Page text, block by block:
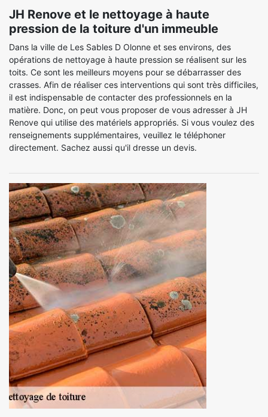
JH Renove et le nettoyage à haute
pression de la toiture d'un immeuble
Dans la ville de Les Sables D Olonne et ses environs, des
opérations de nettoyage à haute pression se réalisent sur les
toits. Ce sont les meilleurs moyens pour se débarrasser des
crasses. Afin de réaliser ces interventions qui sont très difficiles,
il est indispensable de contacter des professionnels en la
matière. Donc, on peut vous proposer de vous adresser à JH
Renove qui utilise des matériels appropriés. Si vous voulez des
renseignements supplémentaires, veuillez le téléphoner
directement. Sachez aussi qu'il dresse un devis.